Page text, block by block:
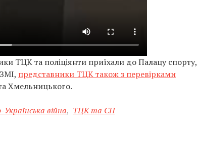
ТЦК та поліціянти приїхали до Палацу спорту,
представники ТЦК також з перевірками
Хмельницького.
Українська війна, ТЦК та СП